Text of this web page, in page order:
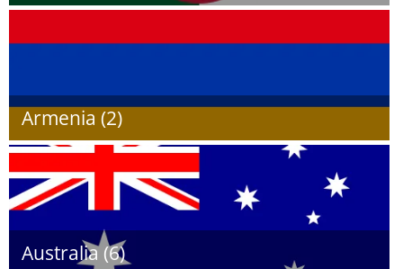
Armenia (2)
Australia (6)